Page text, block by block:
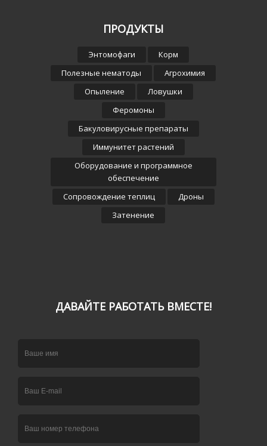
ПРОДУКТЫ
Энтомофаги
Корм
Полезные нематоды
Агрохимия
Опыление
Ловушки
Феромоны
Бакуловирусные препараты
Иммунитет растений
Оборудование и программное
обеспечение
Сопровождение теплиц
Дроны
Затенение
ДАВАЙТЕ РАБОТАТЬ ВМЕСТЕ!